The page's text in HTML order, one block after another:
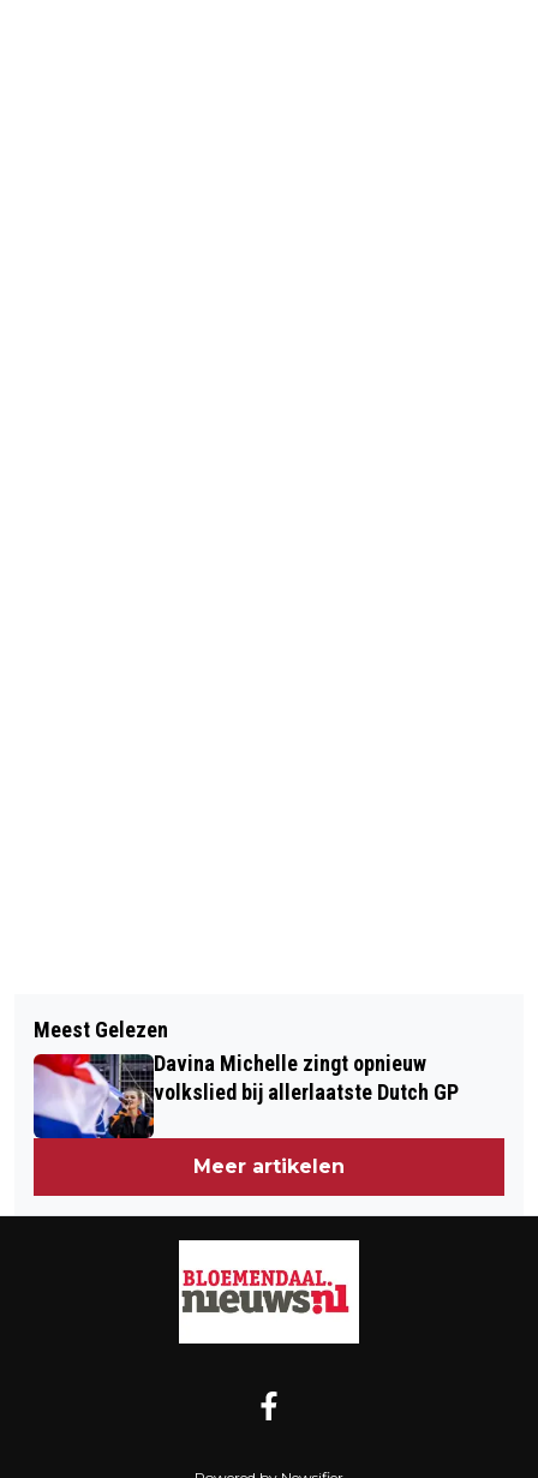
SATURDAY NIGHT FEVER 45 JAAR!
SAMEN KERST VIEREN IN
BLOEMENDAAL
Meest Gelezen
Davina Michelle zingt opnieuw
volkslied bij allerlaatste Dutch GP
Meer artikelen